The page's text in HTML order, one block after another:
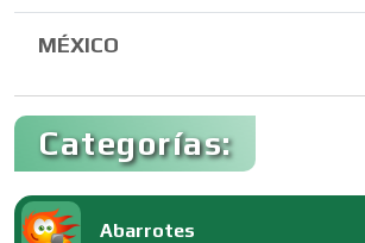
MÉXICO
Categorías:
Abarrotes